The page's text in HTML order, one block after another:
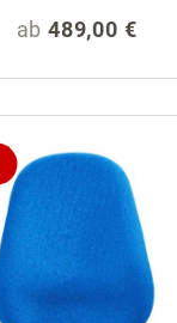
Regulärer Preis:
ab 489,00 €